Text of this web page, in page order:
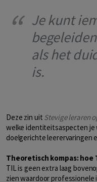
Je kunt
als het
is.
Deze zin uit Stevige leraren
welke identiteitsaspecten je
doelgerichte leerervaringen
Theoretisch kompas:
TIL is geen extra laag
zien waardoor